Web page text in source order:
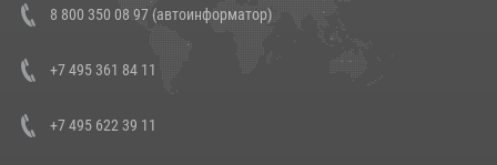
боевого опыта
8 800 350 08 97 (автоинформатор)
+7 495 361 84 11
+7 495 622 39 11